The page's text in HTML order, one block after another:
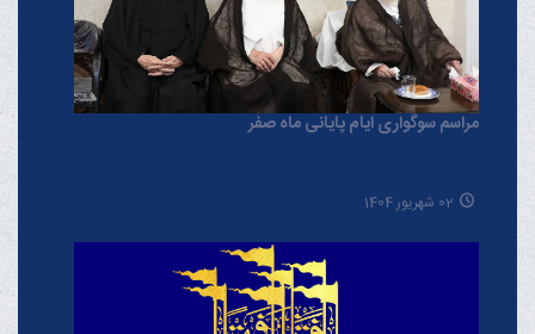
مراسم سوگواری ایام پایانی ماه صفر
02 شهریور 1404